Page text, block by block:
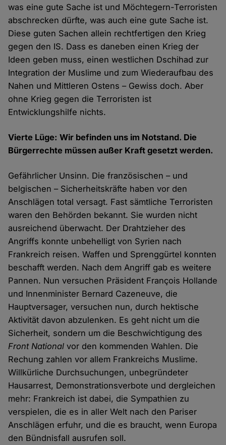
was eine gute Sache ist und Möchtegern-Terroristen
abschrecken dürfte, was auch eine gute Sache ist.
Diese guten Sachen allein rechtfertigen den Krieg
gegen den IS. Dass es daneben einen Krieg der
Ideen geben muss, einen westlichen Dschihad zur
Integration der Muslime und zum Wiederaufbau des
Nahen und Mittleren Ostens – Gewiss doch. Aber
ohne Krieg gegen die Terroristen ist
Entwicklungshilfe nichts.
Vierte Lüge: Wir befinden uns im Notstand. Die
Bürgerrechte müssen außer Kraft gesetzt werden.
Gefährlicher Unsinn. Die französischen – und
belgischen – Sicherheitskräfte haben vor den
Anschlägen total versagt. Fast sämtliche Terroristen
waren den Behörden bekannt. Sie wurden nicht
ausreichend überwacht. Der Drahtzieher des
Angriffs konnte unbehelligt von Syrien nach
Frankreich reisen. Waffen und Sprenggürtel konnten
beschafft werden. Nach dem Angriff gab es weitere
Pannen. Nun versuchen Präsident François Hollande
und Innenminister Bernard Cazeneuve, die
Hauptversager, versuchen nun, durch hektische
Aktivität davon abzulenken. Es geht nicht um die
Sicherheit, sondern um die Beschwichtigung des
Front National vor den kommenden Wahlen. Die
Rechung zahlen vor allem Frankreichs Muslime.
Willkürliche Durchsuchungen, unbegründeter
Hausarrest, Demonstrationsverbote und dergleichen
mehr: Frankreich ist dabei, die Sympathien zu
verspielen, die es in aller Welt nach den Pariser
Anschlägen erfuhr, und die es braucht, wenn Europa
den Bündnisfall ausrufen soll.